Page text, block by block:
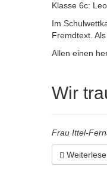
Klasse 6c:
Im
Fremdtext.
Allen einen
Wir
Frau Ittel-